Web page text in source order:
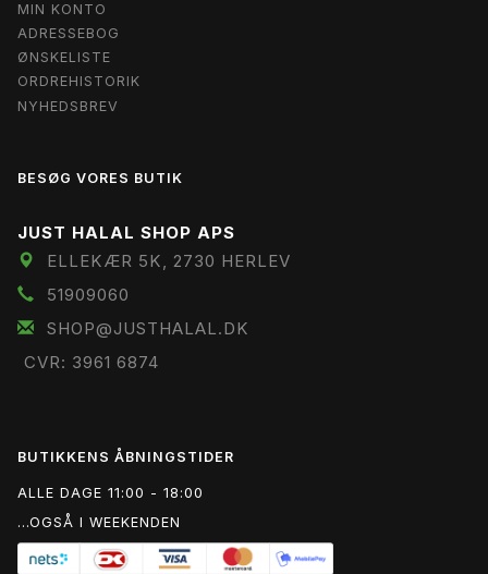
MIN KONTO
ADRESSEBOG
ØNSKELISTE
ORDREHISTORIK
NYHEDSBREV
BESØG VORES BUTIK
JUST HALAL SHOP APS
ELLEKÆR 5K, 2730 HERLEV
51909060
SHOP@JUSTHALAL.DK
CVR: 3961 6874
BUTIKKENS ÅBNINGSTIDER
ALLE DAGE 11:00 - 18:00
...OGSÅ I WEEKENDEN